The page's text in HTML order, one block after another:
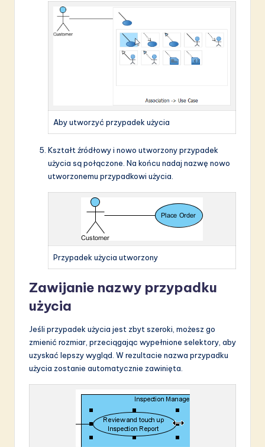
Aby utworzyć przypadek użycia
Kształt źródłowy i nowo utworzony przypadek
użycia są połączone. Na końcu nadaj nazwę nowo
utworzonemu przypadkowi użycia.
Przypadek użycia utworzony
Zawijanie nazwy przypadku
użycia
Jeśli przypadek użycia jest zbyt szeroki, możesz go
zmienić rozmiar, przeciągając wypełnione selektory, aby
uzyskać lepszy wygląd. W rezultacie nazwa przypadku
użycia zostanie automatycznie zawinięta.